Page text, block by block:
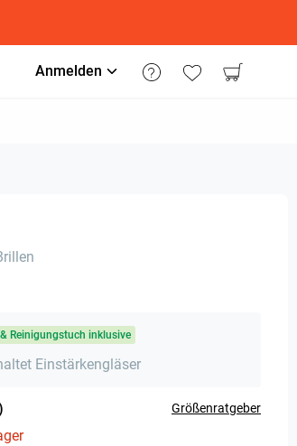
Anmelden
Reinigungstuch inklusive
Einstärkengläser
Größenratgeber